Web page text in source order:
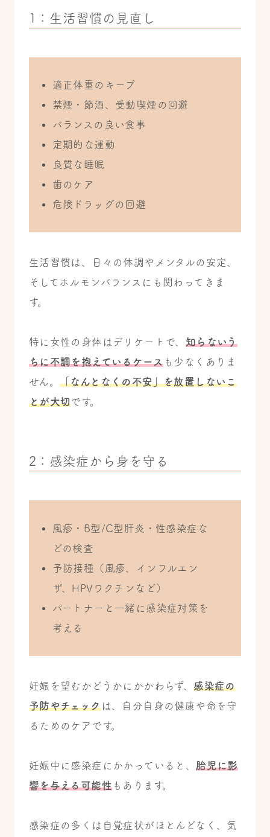
1：生活習慣の見直し
適正体重のキープ
禁煙・節酒、受動喫煙の回避
バランスの良い食事
定期的な運動
良質な睡眠
歯のケア
危険ドラッグの回避
生活習慣は、日々の体調やメンタルの安定、
そしてホルモンバランスにも関わってきま
す。
特に女性の身体はデリケートで、 知らないう
ちに不調を抱えているケースも少なくありま
せん。 「なんとなくの不安」を放置しないこ
とが大切です。
2：感染症から身を守る
風疹・B型/C型肝炎・性感染症な
どの検査
予防接種（風疹、インフルエン
ザ、HPVワクチンなど）
パートナーと一緒に感染症対策を
考える
妊娠を望むかどうかにかかわらず、感染症の
予防やチェックは、自分自身の健康や命を守
るためのケアです。
妊娠中に感染症にかかっていると、胎児に影
響を与える可能性もあります。
感染症の多くは自覚症状がほとんどなく、気